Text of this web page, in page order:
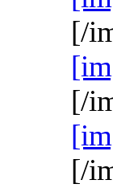
[/
[/
[/